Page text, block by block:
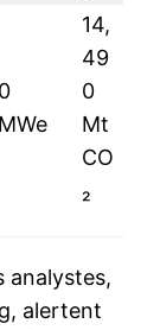
0
MWe
14,
49
0
Mt
CO
₂
analystes,
alertent